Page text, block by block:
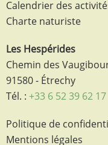
Calendrier des
Charte naturiste
Les Hespérides
Chemin des
91580 - Étrechy
Tél. : +33 6 52 39 62 17
Politique de
Mentions légales